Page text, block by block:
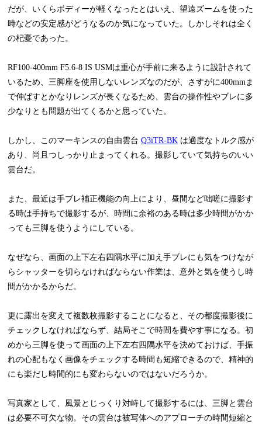
だが、いくらボディーが軽くなったとはいえ、望遠ズームを使った
時などの安定感がどうなるのか気になっていた。しかしそれは全く
の杞憂であった。
RF100-400mm F5.6-8 IS USMは重心が手前に来るように設計されて
いるため、三脚座を使用しないレンズなのだが、さすがに400mmま
で伸ばすとかなりレンズが長くなるため、雲台の操作性やブレに多
少なりとも問題が出てくるかと思っていた。
しかし、このマーキンスの自由雲台 Q3iTR-BK は適度なトルク感が
あり、尚且つしっかり止まってくれる。撮影していて気持ちのいい
雲台だ。
また、最近は手ブレ補正機能の向上により、昼間など咄嗟に撮影す
る時は手持ちで撮影するが、時間に余裕のある時は多少時間がかか
っても三脚を使うようにしている。
なぜなら、画面の上下左右四隅水平に加え手ブレにも気をつけなが
らシャッターを切らなければならない作業は、意外と気を使うし時
間がかかるからだ。
更に露出を変えて複数枚撮影することになると、その都度撮影後に
チェックしなければならず、結局そこで時間を費やす事になる。初
めから三脚を使って画面の上下左右四隅水平を決めておけば、手振
れの心配もなく画像をチェックする時間も短縮できるので、精神的
にも楽だし時間的にも変わらないのではないだろうか。
写真家として、風景とじっくり対峙して撮影するには、三脚と雲台
は必要不可欠な物。その雲台は被写体へのアプローチの時間短縮と